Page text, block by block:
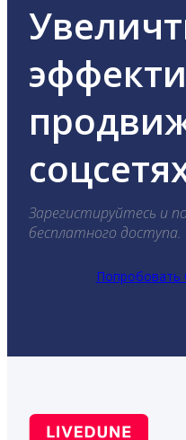
Зарегистируйтесь и
бесплатного доступа.
Попробовать